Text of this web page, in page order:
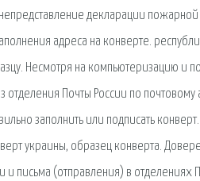
декларации
адреса на конверте.
Несмотря на компьютеризацию и
Почты России по почтовому
заполнить или подписать
украины, образец конверта.
письма (отправления) в отделениях